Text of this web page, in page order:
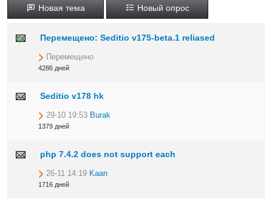
Новая тема Новый опрос
Перемещено: Seditio v175-beta.1 reliased
Перемещено
4286 дней
Seditio v178 hk
29-10 19:53 Burak
1379 дней
php 7.4.2 does not support each
26-11 14:19 Kaan
1716 дней